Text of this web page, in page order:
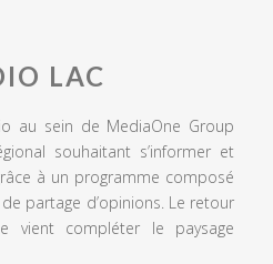
LAC
au sein de MediaOne Group
souhaitant s’informer et
à un programme composé
partage d’opinions. Le retour
vient compléter le paysage